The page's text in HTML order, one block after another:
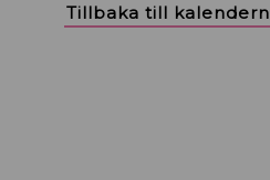
Tillbaka till kalendern